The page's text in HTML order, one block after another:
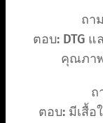
ถา
ตอบ: DTG แ
คุณภา
ถ
ตอบ: มีเสื้